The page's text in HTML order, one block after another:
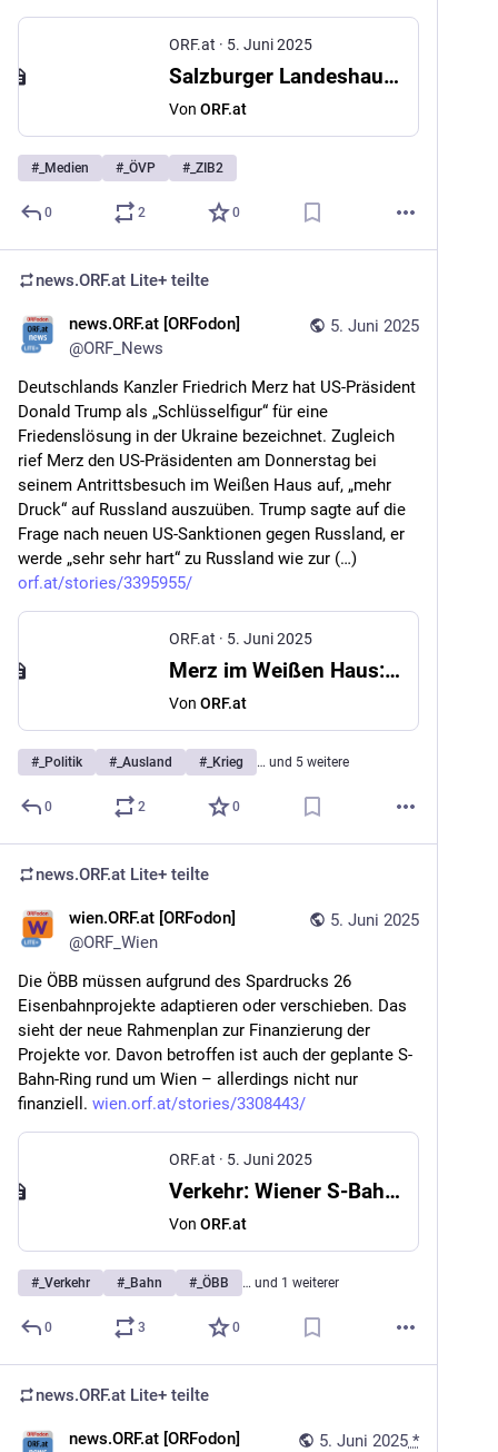
ORF.at · 5. Juni 2025
Salzburger Landeshauptmann Haslauer zu Reformen
Von ORF.at
# _Medien # _ÖVP # _ZIB2
0 2 0
news.ORF.at Lite+ teilte
5. Juni 2025
news.ORF.at [ORFodon]
@ORF_News
Deutschlands Kanzler Friedrich Merz hat US-Präsident
Donald Trump als „Schlüsselfigur“ für eine
Friedenslösung in der Ukraine bezeichnet. Zugleich
rief Merz den US-Präsidenten am Donnerstag bei
seinem Antrittsbesuch im Weißen Haus auf, „mehr
Druck“ auf Russland auszuüben. Trump sagte auf die
Frage nach neuen US-Sanktionen gegen Russland, er
werde „sehr sehr hart“ zu Russland wie zur (…)
orf.at/stories/3395955/
ORF.at · 5. Juni 2025
Merz im Weißen Haus: Trump „Schlüsselfigur“ in Ukraine-Krieg
Von ORF.at
# _Politik # _Ausland # _Krieg … und 5 weitere
0 2 0
news.ORF.at Lite+ teilte
5. Juni 2025
wien.ORF.at [ORFodon]
@ORF_Wien
Die ÖBB müssen aufgrund des Spardrucks 26
Eisenbahnprojekte adaptieren oder verschieben. Das
sieht der neue Rahmenplan zur Finanzierung der
Projekte vor. Davon betroffen ist auch der geplante S-
Bahn-Ring rund um Wien – allerdings nicht nur
finanziell. wien.orf.at/stories/3308443/
ORF.at · 5. Juni 2025
Verkehr: Wiener S-Bahn-Ring verspätet sich weiter
Von ORF.at
# _Verkehr # _Bahn # _ÖBB … und 1 weiterer
0 3 0
news.ORF.at Lite+ teilte
5. Juni 2025 *
news.ORF.at [ORFodon]